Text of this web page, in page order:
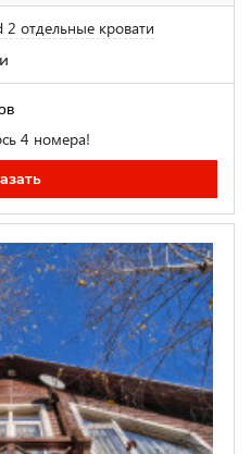
отдельные кровати
4 номера!